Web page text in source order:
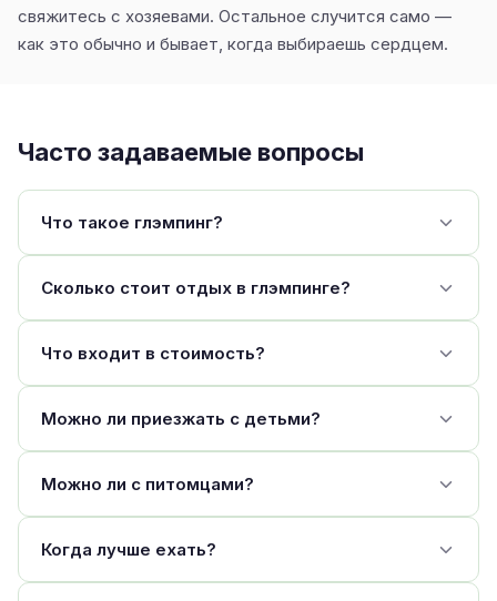
свяжитесь с хозяевами. Остальное случится само —
как это обычно и бывает, когда выбираешь сердцем.
Часто задаваемые вопросы
Что такое глэмпинг?
Сколько стоит отдых в глэмпинге?
Что входит в стоимость?
Можно ли приезжать с детьми?
Можно ли с питомцами?
Когда лучше ехать?